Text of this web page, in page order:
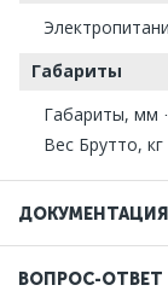
Габариты
Габариты, мм
Вес Брутто, кг
ДОКУМЕНТАЦИЯ
ВОПРОС-ОТВЕТ